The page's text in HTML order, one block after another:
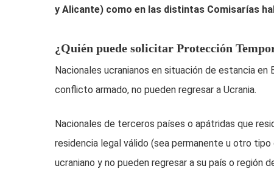
y Alicante) como en las distintas Comisarías
¿Quién puede solicitar Protección
Nacionales ucranianos en situación de estancia
conflicto armado, no pueden regresar a Ucrania.
Nacionales de terceros países o apátridas que
residencia legal válido (sea permanente u otro
ucraniano y no pueden regresar a su país o región